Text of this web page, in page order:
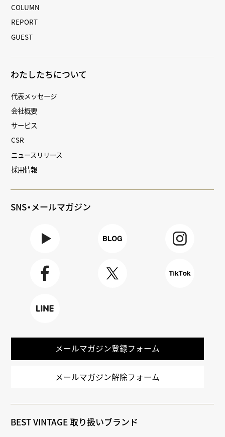
COLUMN
REPORT
GUEST
わたしたちについて
代表メッセージ
会社概要
サービス
CSR
ニュースリリース
採用情報
SNS・メールマガジン
メールマガジン登録フォーム
メールマガジン解除フォーム
BEST VINTAGE 取り扱いブランド